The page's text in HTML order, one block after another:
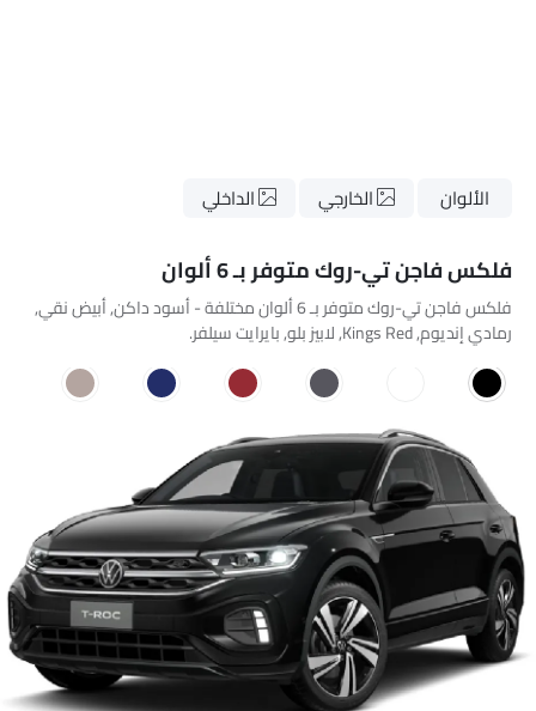
الألوان الخارجي الداخلي
فلكس فاجن تي-روك متوفر بـ 6 ألوان
فلكس فاجن تي-روك متوفر بـ 6 ألوان مختلفة - أسود داكن, أبيض نقي,
رمادي إنديوم, Kings Red, لابيز بلو, بايرايت سيلفر.